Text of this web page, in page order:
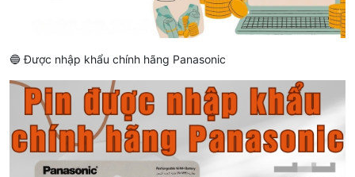
🔵 Được nhập khẩu chính hãng Panasonic